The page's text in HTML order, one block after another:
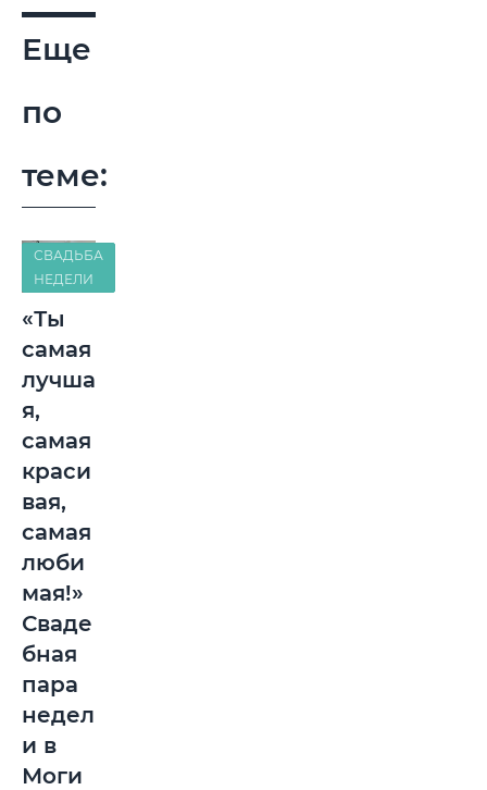
Еще
по
теме:
СВАДЬБА
НЕДЕЛИ
«Ты
самая
лучша
я,
самая
краси
вая,
самая
люби
мая!»
Сваде
бная
пара
недел
и в
Моги